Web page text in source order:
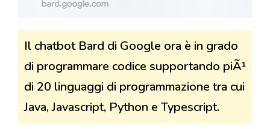
Il chatbot Bard di Google ora è in grado
di programmare codice supportando piÃ¹
di 20 linguaggi di programmazione tra cui
Java, Javascript, Python e Typescript.